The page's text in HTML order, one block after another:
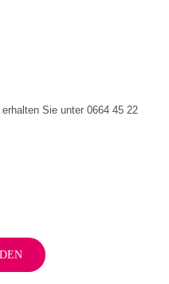
Sie unter 0664 45 22